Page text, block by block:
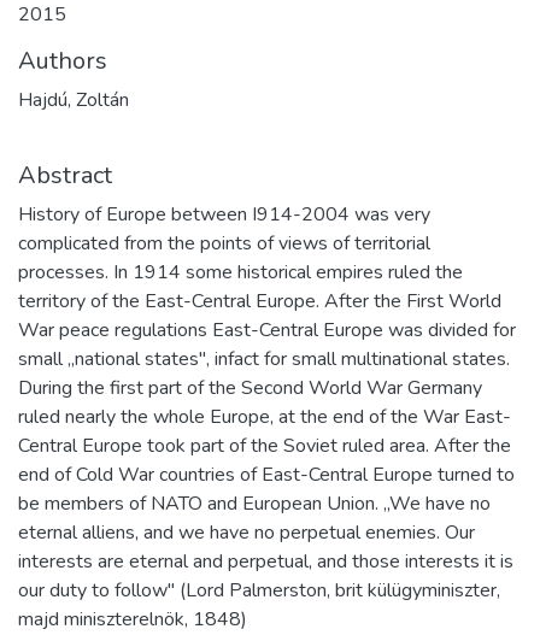
2015
Authors
Hajdú, Zoltán
Abstract
History of Europe between I914-2004 was very
complicated from the points of views of territorial
processes. In 1914 some historical empires ruled the
territory of the East-Central Europe. After the First World
War peace regulations East-Central Europe was divided for
small „national states", infact for small multinational states.
During the first part of the Second World War Germany
ruled nearly the whole Europe, at the end of the War East-
Central Europe took part of the Soviet ruled area. After the
end of Cold War countries of East-Central Europe turned to
be members of NATO and European Union. „We have no
eternal alliens, and we have no perpetual enemies. Our
interests are eternal and perpetual, and those interests it is
our duty to follow" (Lord Palmerston, brit külügyminiszter,
majd miniszterelnök, 1848)